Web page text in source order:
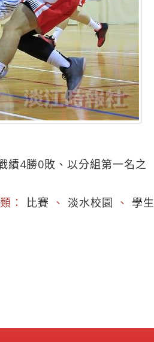
績4勝0敗、以分組第一名之
： 比賽 、 淡水校園 、 學生